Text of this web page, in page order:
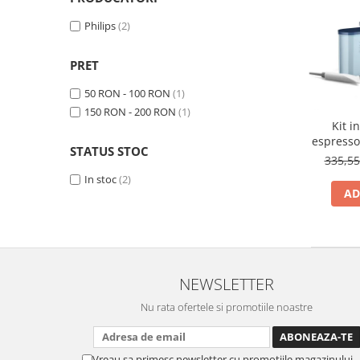
Illy IperespressoPhilips(2)
PRET
50 RON - 100 RON (1)
150 RON - 200 RON (1)
STATUS STOC
In stoc(2)
Kit
2
lapte,
NEWSLETTER
Nu rata ofertele si promotiile noastre